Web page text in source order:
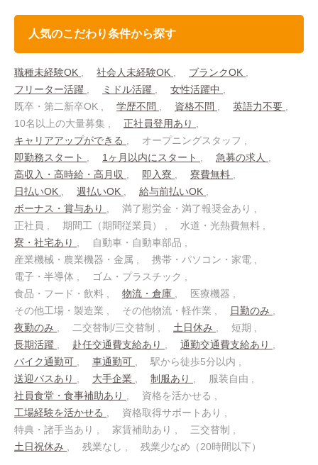
人気のこだわり条件から探す
職種未経験OK 社会人未経験OK
ブランクOK
フリーター活躍
ミドル活躍
女性活躍中
既卒・第二新卒OK
学歴不問 資格不問
英語力不要
10名以上の大量募集
正社員登用あり
キャリアアップができる
オープニングスタッフ
即勤務スタート
1ヶ月以内にスタート
急募の求人
高収入・高時給・高月収
即入寮
寮費無料
日払いOK
週払いOK
給与前払いOK
ボーナス・賞与あり
満了慰労金・満了報奨金あり
正社員
期間工（期間従業員）
水道・光熱費無料
寮・社宅あり
自動車・自動車部品
産業機械・農業機器・金属
携帯・パソコン・家電
電子・半導体
ゴム・プラスチック
食品・フード・飲料
物流・倉庫
医療機器
その他工場・製造業
その他物流・軽作業
日勤のみ
夜勤のみ
二交替制/三交替制 土日休み
短期
長期活躍
赴任交通費支給あり
通勤交通費支給あり
バイク通勤可
車通勤可
駅から徒歩5分以内
送迎バスあり
大手企業 制服あり
服装自由
社員食堂・食事補助あり
資格を活かせる
工場経験を活かせる
資格取得サポートあり
特典・諸手当あり
家賃補助あり
三交替制
土日祝休み
残業なし 残業少なめ（20時間以下）